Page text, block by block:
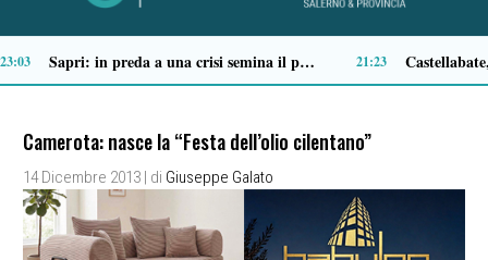
Ascea, nuova giunta per Sansone: Filippo Dragone vicesindaco, Egidio Criscuolo assessore ai Lavori Pubblici 14:51 Tortorella celebra la Fiera di San Basilio: tra antichi mestieri, bestiame e la musica della Bandabardò
Camerota: nasce la “Festa dell’olio cilentano”
14 Dicembre 2013 | di Giuseppe Galato